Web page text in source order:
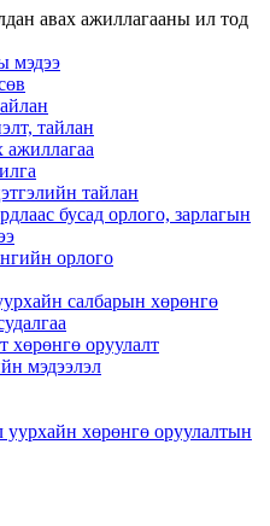
авах ажиллагааны ил тод
мэдээ
тайлан
ажиллагаа
тайлан
бусад орлого, зарлагын
орлого
салбарын хөрөнгө
хөрөнгө оруулалт
мэдээлэл
хөрөнгө оруулалтын